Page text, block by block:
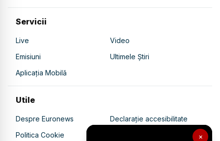
×
Servicii
Live
Video
Emisiuni
Ultimele Știri
Aplicația Mobilă
Utile
Despre Euronews
Declarație accesibilitate
Politica Cookie
Politica de confidențialitate